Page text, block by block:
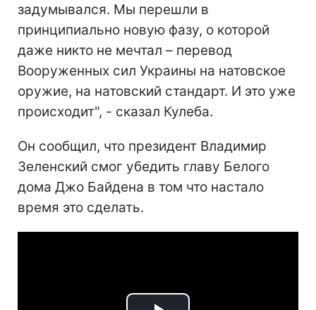
задумывался. Мы перешли в
принципиально новую фазу, о которой
даже никто не мечтал – перевод
Вооруженных сил Украины на натовское
оружие, на натовский стандарт. И это уже
происходит", - сказал Кулеба.
Он сообщил, что президент Владимир
Зеленский смог убедить главу Белого
дома Джо Байдена в том что настало
время это сделать.